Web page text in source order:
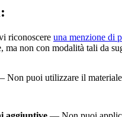
riconoscere una menzione di
ma non con modalità tali da
Non puoi utilizzare il